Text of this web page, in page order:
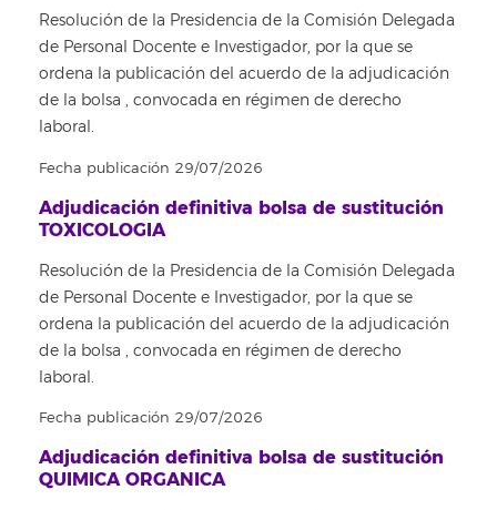
Resolución de la Presidencia de la Comisión Delegada
de Personal Docente e Investigador, por la que se
ordena la publicación del acuerdo de la adjudicación
de la bolsa , convocada en régimen de derecho
laboral.
Fecha publicación 29/07/2026
Adjudicación definitiva bolsa de sustitución
TOXICOLOGIA
Resolución de la Presidencia de la Comisión Delegada
de Personal Docente e Investigador, por la que se
ordena la publicación del acuerdo de la adjudicación
de la bolsa , convocada en régimen de derecho
laboral.
Fecha publicación 29/07/2026
Adjudicación definitiva bolsa de sustitución
QUIMICA ORGANICA